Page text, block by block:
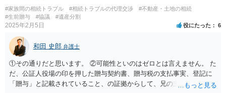
#家族間の相続トラブル #相続トラブルの代理交渉
#不動産・土地の相続
#生前贈与
#協議 #遺産分割
2025年2月5日 役にたった 6
和田 史郎 弁護士
①その通りだと思います。 ②可能性といのはゼロとは言えません。 た
だ、公証人役場の印を押した贈与契約書、贈与税の支払事実、登記に
「贈与」と記載されていること、の証拠からして、兄の主張は通らな